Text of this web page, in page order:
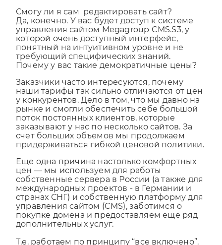
Смогу ли я сам редактировать сайт?
Да, конечно. У вас будет доступ к системе
управления сайтом Megagroup CMS.S3, у
которой очень доступный интерфейс,
понятный на интуитивном уровне и не
требующий специфических знаний.
Заказчики часто интересуются, почему
наши тарифы так сильно отличаются от цен
у конкурентов. Дело в том, что мы давно на
рынке и смогли обеспечить себе большой
поток постоянных клиентов, которые
заказывают у нас по несколько сайтов. За
счет больших объемов мы продолжаем
Еще одна причина настолько комфортных
цен — мы используем для работы
собственные сервера в России (а также для
международных проектов - в Германии и
странах СНГ) и собственную платформу для
управления сайтом (CMS), заботимся о
покупке домена и предоставляем еще ряд